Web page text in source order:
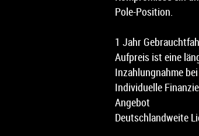
Pole-Position.
1 Jahr
Aufpreis ist eine
Inzahlungnahme
Individuelle
Angebot
Deutschlandweite